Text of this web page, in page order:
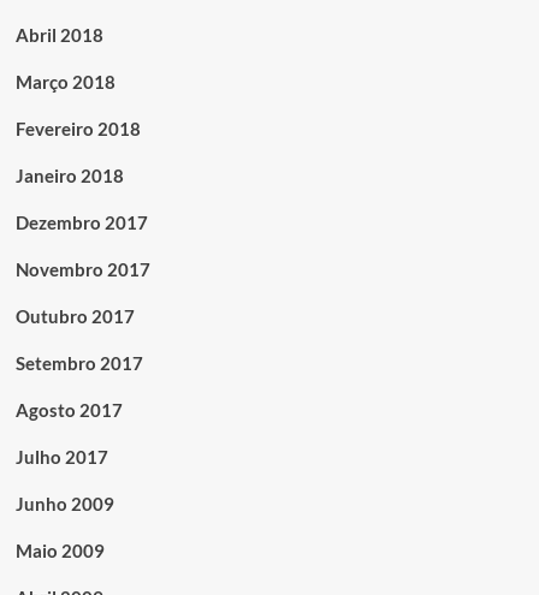
Abril 2018
Março 2018
Fevereiro 2018
Janeiro 2018
Dezembro 2017
Novembro 2017
Outubro 2017
Setembro 2017
Agosto 2017
Julho 2017
Junho 2009
Maio 2009